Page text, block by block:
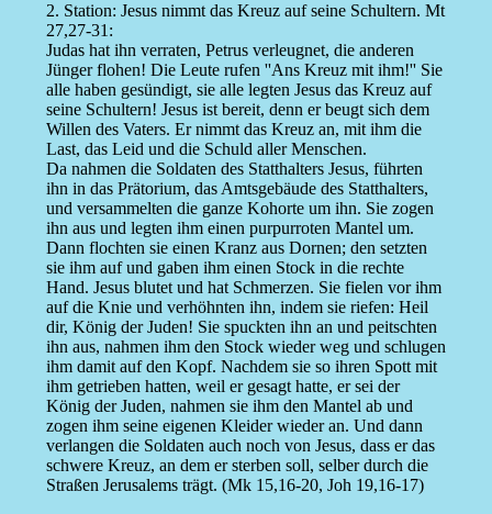
2. Station: Jesus nimmt das Kreuz auf seine Schultern. Mt
27,27-31:
Judas hat ihn verraten, Petrus verleugnet, die anderen
Jünger flohen! Die Leute rufen ''Ans Kreuz mit ihm!'' Sie
alle haben gesündigt, sie alle legten Jesus das Kreuz auf
seine Schultern! Jesus ist bereit, denn er beugt sich dem
Willen des Vaters. Er nimmt das Kreuz an, mit ihm die
Last, das Leid und die Schuld aller Menschen.
Da nahmen die Soldaten des Statthalters Jesus, führten
ihn in das Prätorium, das Amtsgebäude des Statthalters,
und versammelten die ganze Kohorte um ihn. Sie zogen
ihn aus und legten ihm einen purpurroten Mantel um.
Dann flochten sie einen Kranz aus Dornen; den setzten
sie ihm auf und gaben ihm einen Stock in die rechte
Hand. Jesus blutet und hat Schmerzen. Sie fielen vor ihm
auf die Knie und verhöhnten ihn, indem sie riefen: Heil
dir, König der Juden! Sie spuckten ihn an und peitschten
ihn aus, nahmen ihm den Stock wieder weg und schlugen
ihm damit auf den Kopf. Nachdem sie so ihren Spott mit
ihm getrieben hatten, weil er gesagt hatte, er sei der
König der Juden, nahmen sie ihm den Mantel ab und
zogen ihm seine eigenen Kleider wieder an. Und dann
verlangen die Soldaten auch noch von Jesus, dass er das
schwere Kreuz, an dem er sterben soll, selber durch die
Straßen Jerusalems trägt. (Mk 15,16-20, Joh 19,16-17)